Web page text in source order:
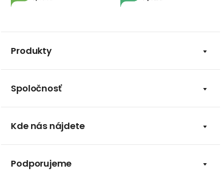
Produkty
Spoločnosť
Kde nás nájdete
Podporujeme